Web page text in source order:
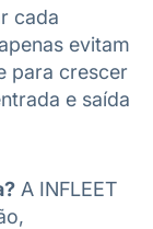
cada
evitam
para crescer
e saída
A INFLEET